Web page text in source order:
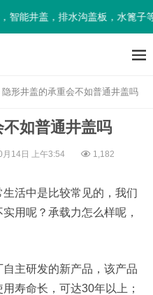
能井盖，排水沟盖板，水篦子等
隐形井盖的承重会不如普通井盖吗
如普通井盖吗
14日 上午3:54 1,182
活中是比较常见的，我们
用呢？承载力怎么样呢，
主研发的新产品，该产品
寿命长，可达30年以上；